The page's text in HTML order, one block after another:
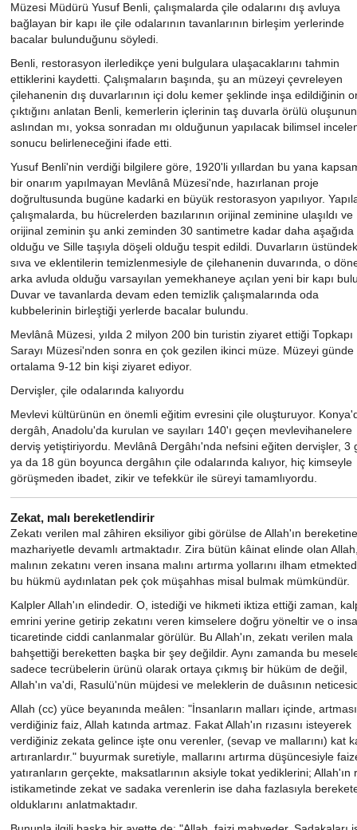
Müzesi Müdürü Yusuf Benli, çalışmalarda çile odalarını dış avluya
bağlayan bir kapı ile çile odalarının tavanlarının birleşim yerlerinde
bacalar bulunduğunu söyledi.
Benli, restorasyon ilerledikçe yeni bulgulara ulaşacaklarını tahmin
ettiklerini kaydetti. Çalışmaların başında, şu an müzeyi çevreleyen
çilehanenin dış duvarlarının içi dolu kemer şeklinde inşa edildiğinin
çıktığını anlatan Benli, kemerlerin içlerinin taş duvarla örülü oluşunun
aslından mı, yoksa sonradan mı olduğunun yapılacak bilimsel
sonucu belirleneceğini ifade etti.
Yusuf Benli'nin verdiği bilgilere göre, 1920'li yıllardan bu yana
bir onarım yapılmayan Mevlânâ Müzesi'nde, hazırlanan proje
doğrultusunda bugüne kadarki en büyük restorasyon yapılıyor.
çalışmalarda, bu hücrelerden bazılarının orijinal zeminine ulaşıldı ve
orijinal zeminin şu anki zeminden 30 santimetre kadar daha aşağıda
olduğu ve Sille taşıyla döşeli olduğu tespit edildi. Duvarların
sıva ve eklentilerin temizlenmesiyle de çilehanenin duvarında, o
arka avluda olduğu varsayılan yemekhaneye açılan yeni bir kapı
Duvar ve tavanlarda devam eden temizlik çalışmalarında oda
kubbelerinin birleştiği yerlerde bacalar bulundu.
Mevlânâ Müzesi, yılda 2 milyon 200 bin turistin ziyaret ettiği Topkapı
Sarayı Müzesi'nden sonra en çok gezilen ikinci müze. Müzeyi günde
ortalama 9-12 bin kişi ziyaret ediyor.
Dervişler, çile odalarında kalıyordu
Mevlevi kültürünün en önemli eğitim evresini çile oluşturuyor.
dergâh, Anadolu'da kurulan ve sayıları 140'ı geçen mevlevihanelere
derviş yetiştiriyordu. Mevlânâ Dergâhı'nda nefsini eğiten dervişler, 3
ya da 18 gün boyunca dergâhın çile odalarında kalıyor, hiç kimseyle
görüşmeden ibadet, zikir ve tefekkür ile süreyi tamamlıyordu.
Zekat, malı bereketlendirir
Zekatı verilen mal zâhiren eksiliyor gibi görülse de Allah'ın bereketine
mazhariyetle devamlı artmaktadır. Zira bütün kâinat elinde olan
malının zekatını veren insana malını artırma yollarını ilham
bu hükmü aydınlatan pek çok müşahhas misal bulmak mümkündür.
Kalpler Allah'ın elindedir. O, istediği ve hikmeti iktiza ettiği zaman,
emrini yerine getirip zekatını veren kimselere doğru yöneltir ve o
ticaretinde ciddi canlanmalar görülür. Bu Allah'ın, zekatı verilen mala
bahşettiği bereketten başka bir şey değildir. Aynı zamanda bu
sadece tecrübelerin ürünü olarak ortaya çıkmış bir hüküm de değil,
Allah'ın va'di, Rasulü'nün müjdesi ve meleklerin de duâsının
Allah (cc) yüce beyanında meâlen: "İnsanların malları içinde,
verdiğiniz faiz, Allah katında artmaz. Fakat Allah'ın rızasını isteyerek
verdiğiniz zekata gelince işte onu verenler, (sevap ve mallarını) kat
artıranlardır." buyurmak suretiyle, mallarını artırma düşüncesiyle
yatıranların gerçekte, maksatlarının aksiyle tokat yediklerini; Allah'ın
istikametinde zekat ve sadaka verenlerin ise daha fazlasıyla
olduklarını anlatmaktadır.